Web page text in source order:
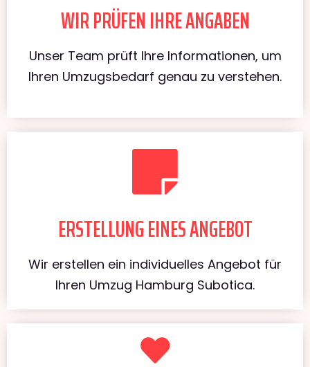
WIR PRÜFEN IHRE ANGABEN
Unser Team prüft Ihre Informationen, um
Ihren Umzugsbedarf genau zu verstehen.
ERSTELLUNG EINES ANGEBOT
Wir erstellen ein individuelles Angebot für
Ihren Umzug Hamburg Subotica.